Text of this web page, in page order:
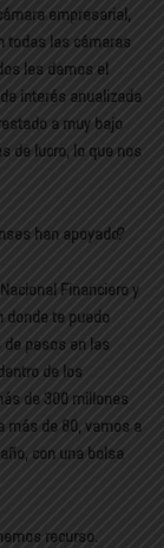
empresarial,
todas las cámaras
les damos el
interés anualizada
a muy bajo
de lucro, lo que nos
han apoyado?
Financiero y
donde te puedo
pesos en las
de los
de 300 millones
más de 80, vamos a
con una bolsa
recurso.